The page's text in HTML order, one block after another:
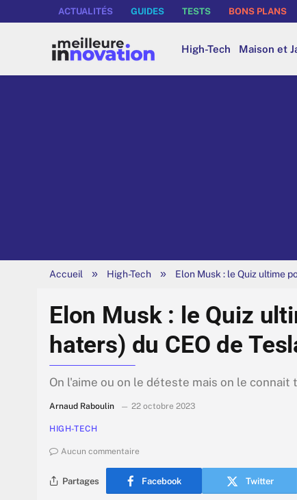
ACTUALITÉS GUIDES TESTS BONS PLANS
High-Tech Maison et
Accueil » High-Tech » Elon Musk : le Quiz ultime
Elon Musk : le Quiz
haters) du CEO de
On l'aime ou on le déteste mais on le connait
Arnaud Raboulin 22 octobre 2023
HIGH-TECH
Aucun commentaire
Partages Facebook Twitter